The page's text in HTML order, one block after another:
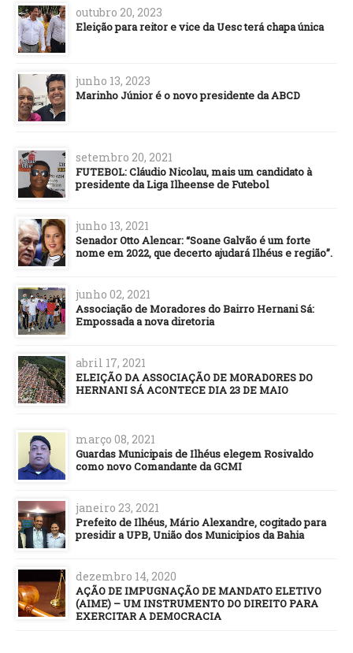
outubro 20, 2023
Eleição para reitor e vice da Uesc terá chapa única
junho 13, 2023
Marinho Júnior é o novo presidente da ABCD
setembro 20, 2021
FUTEBOL: Cláudio Nicolau, mais um candidato à
presidente da Liga Ilheense de Futebol
junho 13, 2021
Senador Otto Alencar: “Soane Galvão é um forte
nome em 2022, que decerto ajudará Ilhéus e região”.
junho 02, 2021
Associação de Moradores do Bairro Hernani Sá:
Empossada a nova diretoria
abril 17, 2021
ELEIÇÃO DA ASSOCIAÇÃO DE MORADORES DO
HERNANI SÁ ACONTECE DIA 23 DE MAIO
março 08, 2021
Guardas Municipais de Ilhéus elegem Rosivaldo
como novo Comandante da GCMI
janeiro 23, 2021
Prefeito de Ilhéus, Mário Alexandre, cogitado para
presidir a UPB, União dos Municipios da Bahia
dezembro 14, 2020
AÇÃO DE IMPUGNAÇÃO DE MANDATO ELETIVO
(AIME) – UM INSTRUMENTO DO DIREITO PARA
EXERCITAR A DEMOCRACIA